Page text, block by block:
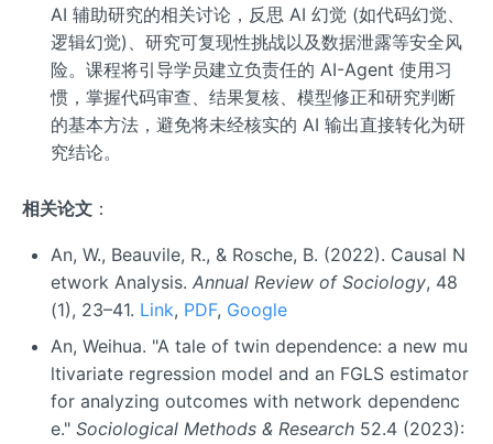
AI 辅助研究的相关讨论，反思 AI 幻觉 (如代码幻觉、
逻辑幻觉)、研究可复现性挑战以及数据泄露等安全风
险。课程将引导学员建立负责任的 AI-Agent 使用习
惯，掌握代码审查、结果复核、模型修正和研究判断
的基本方法，避免将未经核实的 AI 输出直接转化为研
究结论。
相关论文 ：
An, W., Beauvile, R., & Rosche, B. (2022). Causal N
etwork Analysis. Annual Review of Sociology, 48
(1), 23–41. Link, PDF, Google
An, Weihua. "A tale of twin dependence: a new mu
ltivariate regression model and an FGLS estimator
for analyzing outcomes with network dependenc
e." Sociological Methods & Research52.4 (2023):